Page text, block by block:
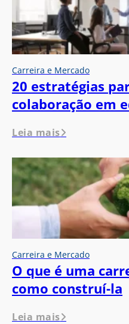
Carreira e Mercado
20 estratégias
colaboração em
Leia mais
Carreira e Mercado
O que é uma
como construí-la
Leia mais